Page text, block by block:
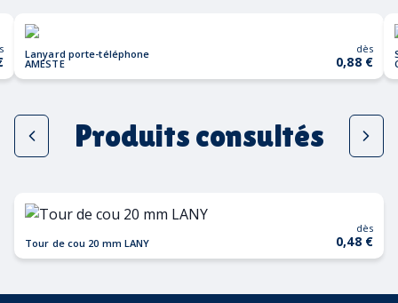
Lanyard porte-téléphone
AMESTE
dès
0,88 €
Produits consultés
Tour de cou 20 mm LANY
dès
0,48 €